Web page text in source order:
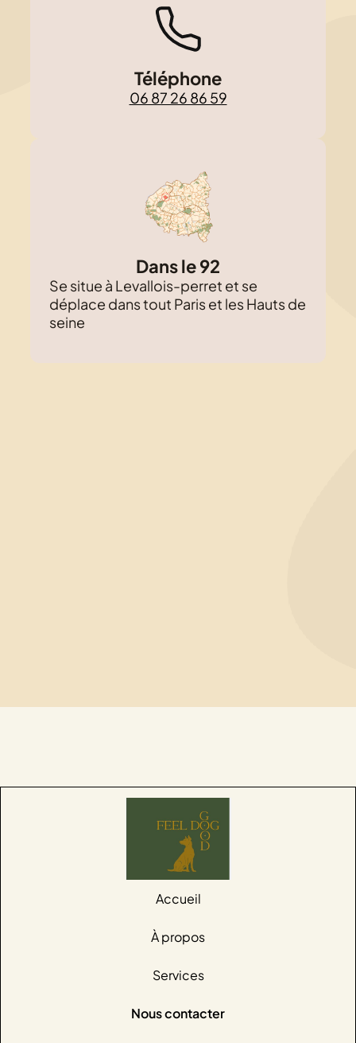
Téléphone
06 87 26 86 59
Dans le 92
Se situe à Levallois-perret et se
déplace dans tout Paris et les Hauts de
seine
Accueil
À propos
Services
Nous contacter